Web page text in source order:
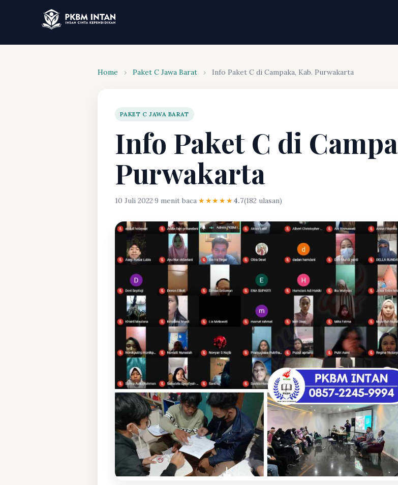
Home › Paket C Jawa Barat › Info Paket C di Campaka, Kab. Purwakarta
PAKET C JAWA BARAT
Info Paket C di
Purwakarta
10 Juli 2022·9 menit baca·★★★★★4.7(182 ulasan)